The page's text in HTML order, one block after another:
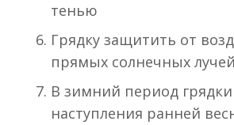
тенью
Грядку защитить от
прямых солнечных лучей
В зимний период
наступления ранней